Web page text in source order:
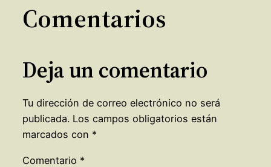
Comentarios
Deja un comentario
Tu dirección de correo electrónico no será
publicada. Los campos obligatorios están
marcados con *
Comentario *